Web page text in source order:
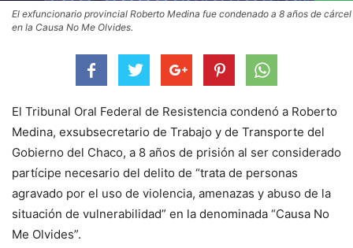
El exfuncionario provincial Roberto Medina fue condenado a 8 años de cárcel
en la Causa No Me Olvides.
El Tribunal Oral Federal de Resistencia condenó a Roberto
Medina, exsubsecretario de Trabajo y de Transporte del
Gobierno del Chaco, a 8 años de prisión al ser considerado
partícipe necesario del delito de “trata de personas
agravado por el uso de violencia, amenazas y abuso de la
situación de vulnerabilidad” en la denominada “Causa No
Me Olvides”.